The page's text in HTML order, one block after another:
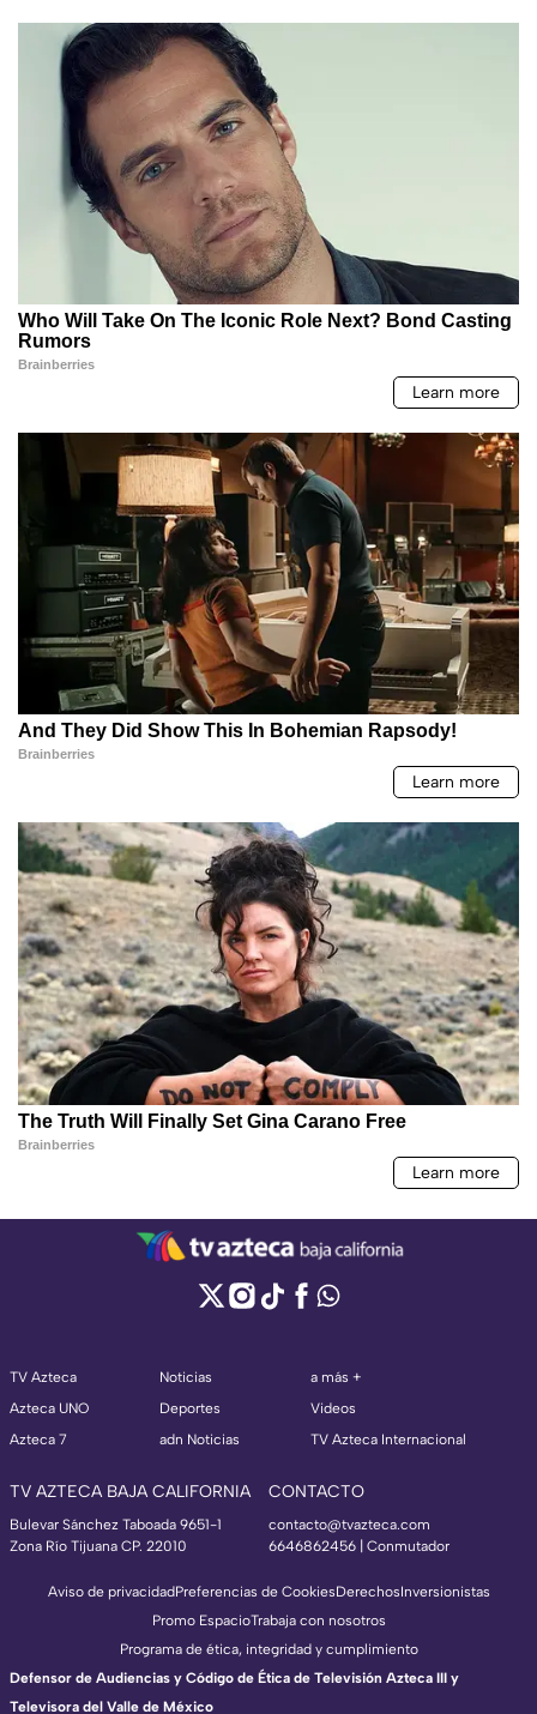
TV Azteca
Azteca UNO
Azteca 7
Noticias
Deportes
adn Noticias
a más +
Videos
TV Azteca Internacional
TV AZTECA BAJA CALIFORNIA
Bulevar Sánchez Taboada 9651-1
Zona Río Tijuana CP. 22010
CONTACTO
contacto@tvazteca.com
6646862456 | Conmutador
Aviso de privacidadPreferencias de CookiesDerechosInversionistas
Promo EspacioTrabaja con nosotros
Programa de ética, integridad y cumplimiento
Defensor de Audiencias y Código de Ética de Televisión Azteca III y
Televisora del Valle de México